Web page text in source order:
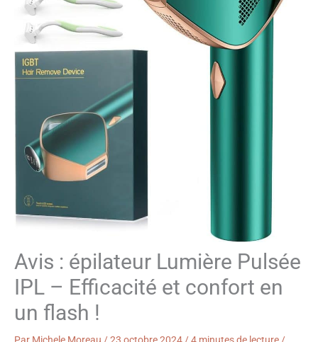
Avis : épilateur Lumière Pulsée
IPL – Efficacité et confort en
un flash !